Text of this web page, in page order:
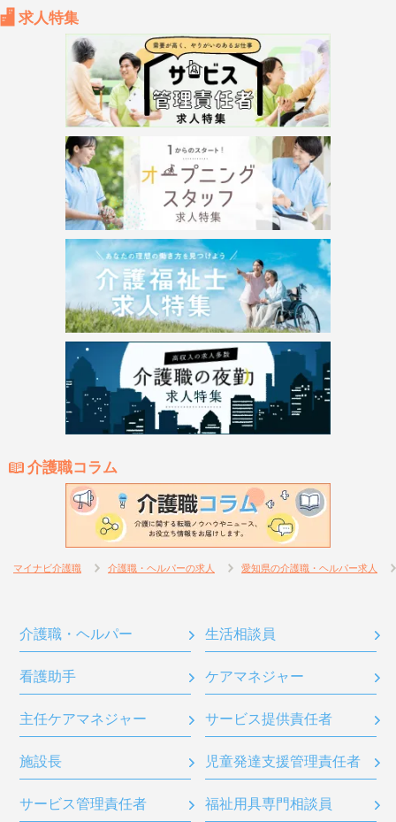
求人特集
介護職コラム
マイナビ介護職 介護職・ヘルパーの求人 愛知県の介護職・ヘルパー求人
介護職・ヘルパー 生活相談員
看護助手 ケアマネジャー
主任ケアマネジャー サービス提供責任者
施設長 児童発達支援管理責任者
サービス管理責任者 福祉用具専門相談員